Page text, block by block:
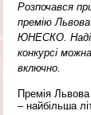
Розпочався
премію
ЮНЕСКО.
конкурсі
включно.
Премія
– найбільша